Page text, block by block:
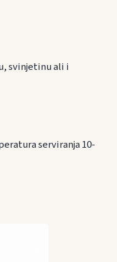
svinjetinu ali i
serviranja 10-